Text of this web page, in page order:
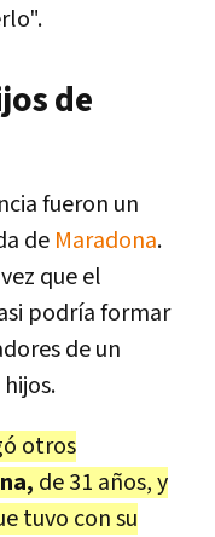
de
fueron un
de Maradona.
que el
podría formar
de un
otros
de 31 años, y
tuvo con su